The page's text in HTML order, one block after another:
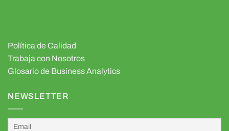
Política de Calidad
Trabaja con Nosotros
Glosario de Business Analytics
NEWSLETTER